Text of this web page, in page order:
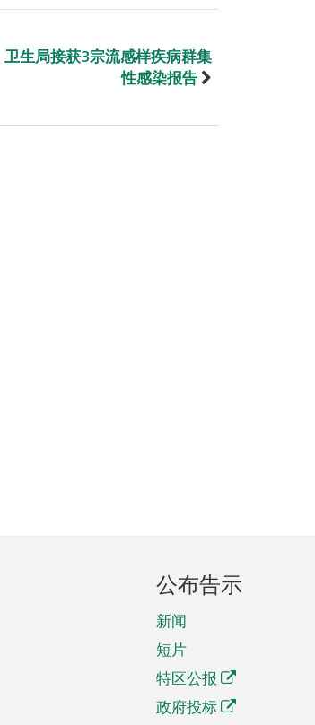
卫生局接获3宗流感样疾病群集
性感染报告
公布告示
新闻
短片
特区公报
政府投标